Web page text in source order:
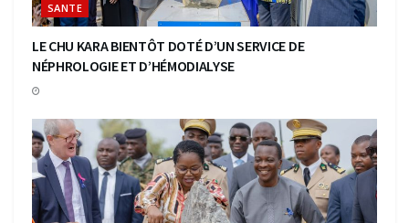
SANTE
LE CHU KARA BIENTÔT DOTÉ D’UN SERVICE DE
NÉPHROLOGIE ET D’HÉMODIALYSE